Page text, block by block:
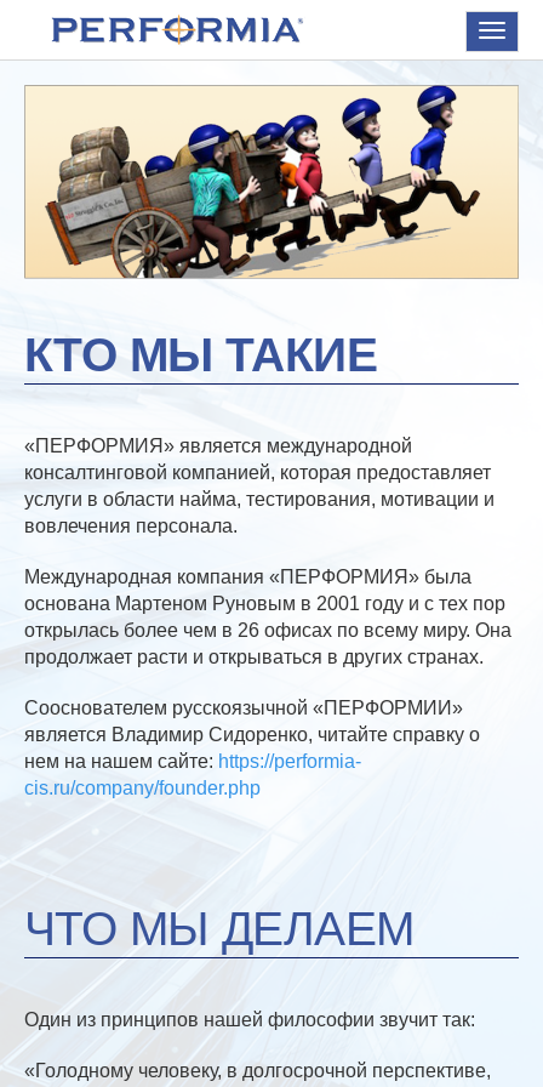
Toggle
КТО МЫ ТАКИЕ
«ПЕРФОРМИЯ» является международной
консалтинговой компанией, которая предоставляет
услуги в области найма, тестирования, мотивации и
вовлечения персонала.
Международная компания «ПЕРФОРМИЯ» была
основана Мартеном Руновым в 2001 году и с тех пор
открылась более чем в 26 офисах по всему миру. Она
продолжает расти и открываться в других странах.
Сооснователем русскоязычной «ПЕРФОРМИИ»
является Владимир Сидоренко, читайте справку о
нем на нашем сайте: https://performia-
cis.ru/company/founder.php
ЧТО МЫ ДЕЛАЕМ
Один из принципов нашей философии звучит так:
«Голодному человеку, в долгосрочной перспективе,